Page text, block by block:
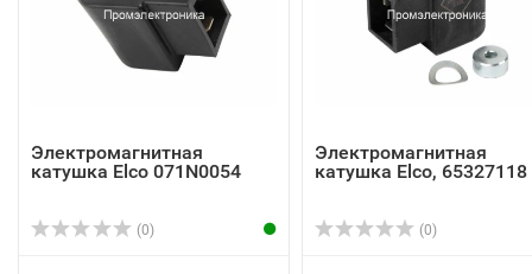
Электромагнитная
катушка Elco 071N0054
(0)
Электромагнитная
катушка Elco, 65327118
(0)